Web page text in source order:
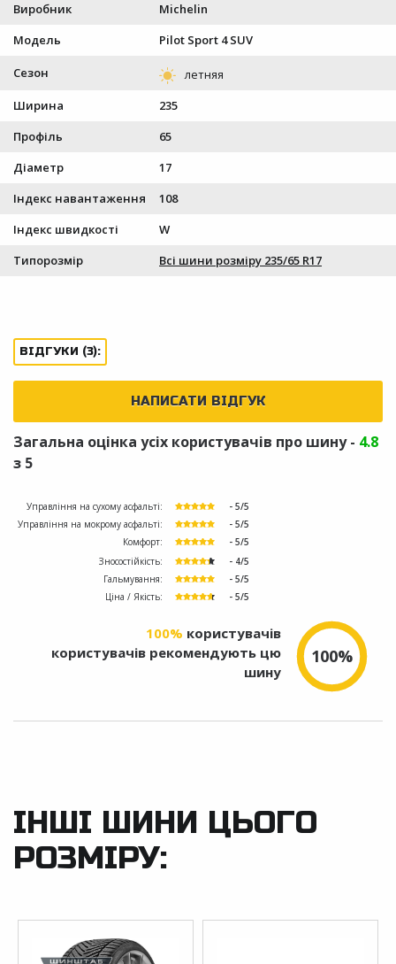
Виробник
Michelin
Модель
Pilot Sport 4 SUV
Сезон
Ширина
235
Профіль
65
Діаметр
17
Індекс навантаження
108
Індекс швидкості
W
Типорозмір
Всі шини розміру 235/65 R17
ВІДГУКИ (3):
НАПИСАТИ ВІДГУК
Загальна оцінка усіх користувачів про шину - 4.8
з 5
Управління на сухому асфальті:
- 5/5
Управління на мокрому асфальті:
- 5/5
Комфорт:
- 5/5
Зносостійкість:
- 4/5
Гальмування:
- 5/5
Ціна / Якість:
- 5/5
100%
100% користувачів
користувачів рекомендують цю
шину
ІНШІ ШИНИ ЦЬОГО
РОЗМІРУ: